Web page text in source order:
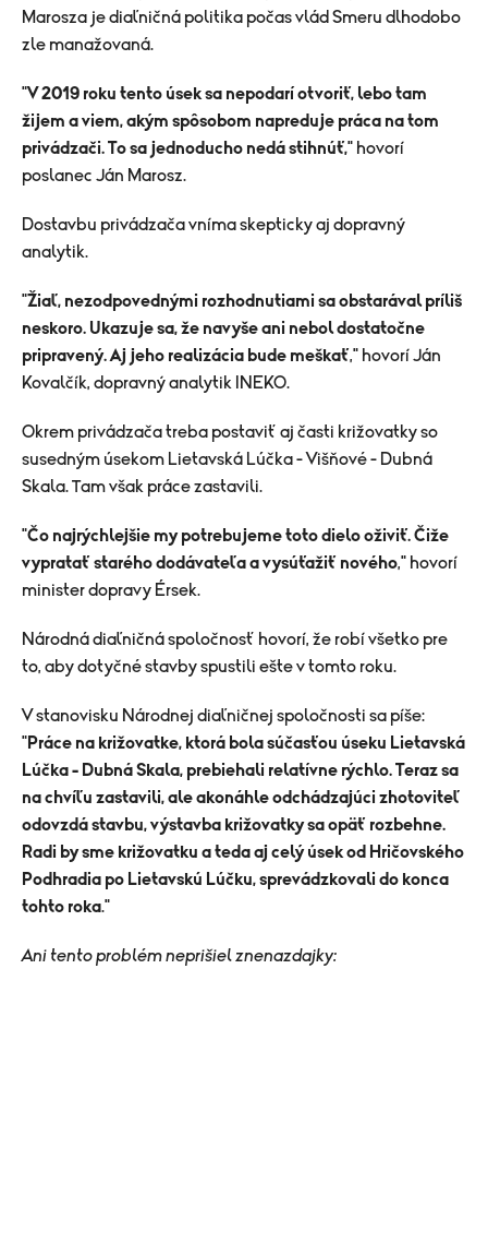
Marosza je diaľničná politika počas vlád Smeru dlhodobo
zle manažovaná.
"V 2019 roku tento úsek sa nepodarí otvoriť, lebo tam
žijem a viem, akým spôsobom napreduje práca na tom
privádzači. To sa jednoducho nedá stihnúť," hovorí
poslanec Ján Marosz.
Dostavbu privádzača vníma skepticky aj dopravný
analytik.
"Žiaľ, nezodpovednými rozhodnutiami sa obstarával príliš
neskoro. Ukazuje sa, že navyše ani nebol dostatočne
pripravený. Aj jeho realizácia bude meškať," hovorí Ján
Kovalčík, dopravný analytik INEKO.
Okrem privádzača treba postaviť aj časti križovatky so
susedným úsekom Lietavská Lúčka - Višňové - Dubná
Skala. Tam však práce zastavili.
"Čo najrýchlejšie my potrebujeme toto dielo oživiť. Čiže
vypratať starého dodávateľa a vysúťažiť nového," hovorí
minister dopravy Érsek.
Národná diaľničná spoločnosť hovorí, že robí všetko pre
to, aby dotyčné stavby spustili ešte v tomto roku.
V stanovisku Národnej diaľničnej spoločnosti sa píše:
"Práce na križovatke, ktorá bola súčasťou úseku Lietavská
Lúčka - Dubná Skala, prebiehali relatívne rýchlo. Teraz sa
na chvíľu zastavili, ale akonáhle odchádzajúci zhotoviteľ
odovzdá stavbu, výstavba križovatky sa opäť rozbehne.
Radi by sme križovatku a teda aj celý úsek od Hričovského
Podhradia po Lietavskú Lúčku, sprevádzkovali do konca
tohto roka."
Ani tento problém neprišiel znenazdajky: